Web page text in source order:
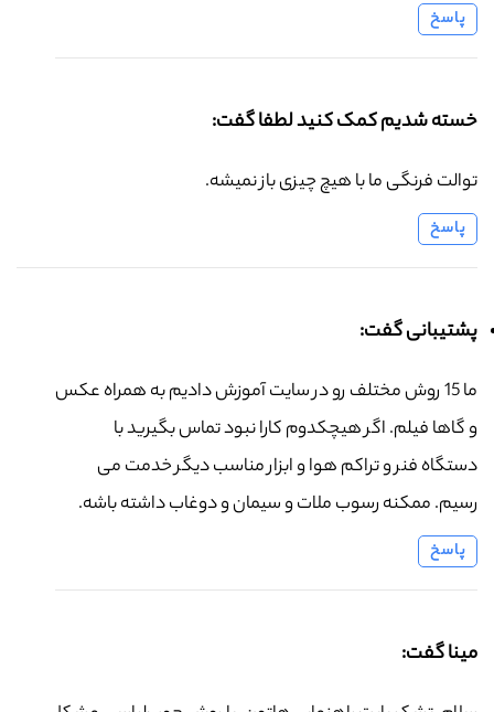
پاسخ
خسته شدیم کمک کنید لطفا گفت:
توالت فرنگی ما با هیچ چیزی باز نمیشه.
پاسخ
پشتیبانی گفت:
ما 15 روش مختلف رو در سایت آموزش دادیم به همراه عکس
و گاها فیلم. اگر هیچکدوم کارا نبود تماس بگیرید با
دستگاه فنر و تراکم هوا و ابزار مناسب دیگر خدمت می
رسیم. ممکنه رسوب ملات و سیمان و دوغاب داشته باشه.
پاسخ
مینا گفت: